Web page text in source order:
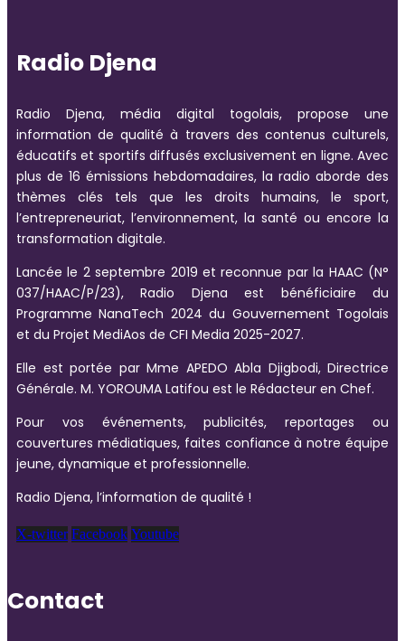
Radio Djena
Radio Djena, média digital togolais, propose une
information de qualité à travers des contenus culturels,
éducatifs et sportifs diffusés exclusivement en ligne. Avec
plus de 16 émissions hebdomadaires, la radio aborde des
thèmes clés tels que les droits humains, le sport,
l’entrepreneuriat, l’environnement, la santé ou encore la
transformation digitale.
Lancée le 2 septembre 2019 et reconnue par la HAAC (N°
037/HAAC/P/23), Radio Djena est bénéficiaire du
Programme NanaTech 2024 du Gouvernement Togolais
et du Projet MediAos de CFI Media 2025-2027.
Elle est portée par Mme APEDO Abla Djigbodi, Directrice
Générale. M. YOROUMA Latifou est le Rédacteur en Chef.
Pour vos événements, publicités, reportages ou
couvertures médiatiques, faites confiance à notre équipe
jeune, dynamique et professionnelle.
Radio Djena, l’information de qualité !
X-twitter Facebook Youtube
Contact